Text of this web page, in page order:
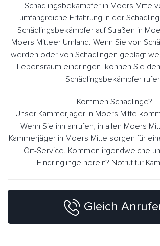
Schädlingsbekämpfer in Moers Mitte
umfangreiche Erfahrung in der
Schädlingsbekämpfer auf Straßen in
Moers Mitteer Umland. Wenn Sie von
werden oder von Schädlingen geplagt
Lebensraum eindringen, können Sie
Schädlingsbekämpfer
Kommen Schädlinge?
Unser Kammerjäger in Moers Mitte
Wenn Sie ihn anrufen, in allen Moers
Kammerjäger in Moers Mitte sorgen für
Ort-Service. Kommen irgendwelche
Eindringlinge herein? Notruf für
Gleich